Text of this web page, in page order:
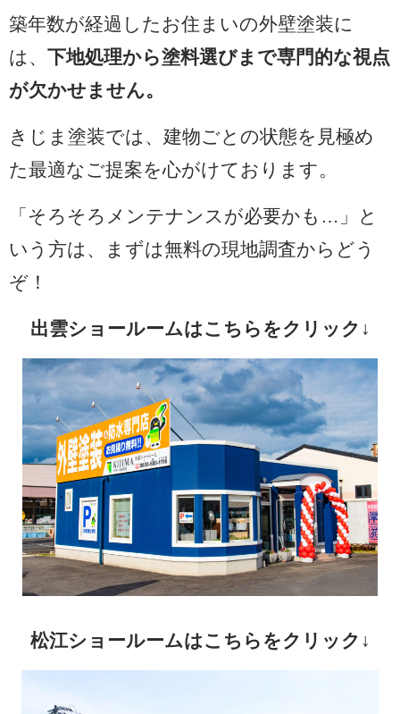
築年数が経過したお住まいの外壁塗装に
は、 下地処理から塗料選びまで専門的な視点
が欠かせません。
きじま塗装では、建物ごとの状態を見極め
た最適なご提案を心がけております。
「そろそろメンテナンスが必要かも…」と
いう方は、まずは無料の現地調査からどう
ぞ！
出雲ショールームはこちらをクリック↓
松江ショールームはこちらをクリック↓